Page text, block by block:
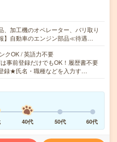
、加工機のオペレーター、バリ取り
】自動車のエンジン部品≪待遇…
クOK / 英語力不要
事前登録だけでもOK！履歴書不要
録★氏名・職種などを入力す…
40代 50代 60代